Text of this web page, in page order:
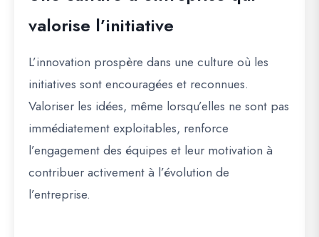
valorise l’initiative
L’innovation prospère dans une culture où les
initiatives sont encouragées et reconnues.
Valoriser les idées, même lorsqu’elles ne sont pas
immédiatement exploitables, renforce
l’engagement des équipes et leur motivation à
contribuer activement à l’évolution de
l’entreprise.